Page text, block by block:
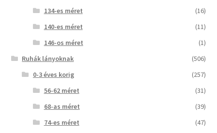
134-es méret
(16)
140-es méret
(11)
146-os méret
(1)
Ruhák lányoknak
(506)
0-3 éves korig
(257)
56-62 méret
(31)
68-as méret
(39)
74-es méret
(47)